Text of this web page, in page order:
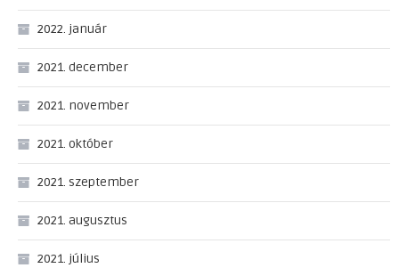
2022. január
2021. december
2021. november
2021. október
2021. szeptember
2021. augusztus
2021. július